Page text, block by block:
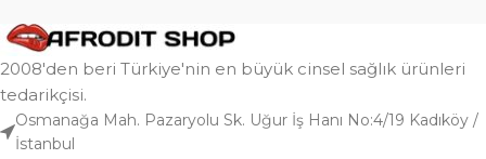
2008'den beri Türkiye'nin en büyük cinsel sağlık ürünleri
tedarikçisi.
Osmanağa Mah. Pazaryolu Sk. Uğur İş Hanı No:4/19 Kadıköy /
İstanbul